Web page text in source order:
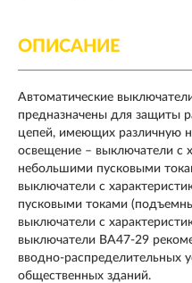
ОПИСАНИЕ
Автоматические
предназначены для защиты
цепей, имеющих различную
освещение – выключатели с
небольшими пусковыми
выключатели с
пусковыми токами
выключатели с
выключатели ВА47-29
вводно-распределительных
общественных зданий.